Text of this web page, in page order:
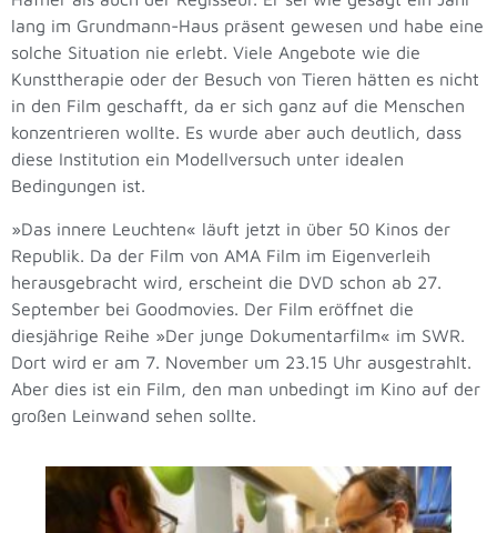
lang im Grundmann-Haus präsent gewesen und habe eine
solche Situation nie erlebt. Viele Angebote wie die
Kunsttherapie oder der Besuch von Tieren hätten es nicht
in den Film geschafft, da er sich ganz auf die Menschen
konzentrieren wollte. Es wurde aber auch deutlich, dass
diese Institution ein Modellversuch unter idealen
Bedingungen ist.
»Das innere Leuchten« läuft jetzt in über 50 Kinos der
Republik. Da der Film von AMA Film im Eigenverleih
herausgebracht wird, erscheint die DVD schon ab 27.
September bei Goodmovies. Der Film eröffnet die
diesjährige Reihe »Der junge Dokumentarfilm« im SWR.
Dort wird er am 7. November um 23.15 Uhr ausgestrahlt.
Aber dies ist ein Film, den man unbedingt im Kino auf der
großen Leinwand sehen sollte.